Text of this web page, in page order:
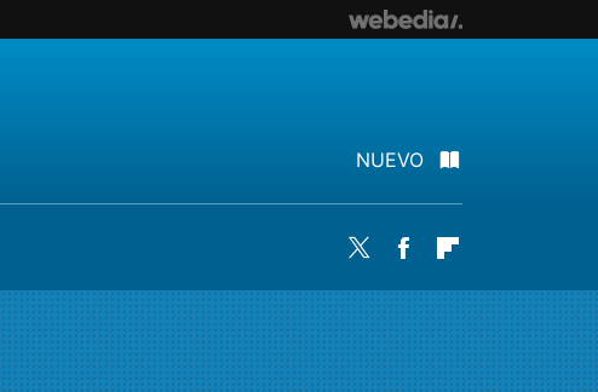
NUEVO
Twitter Facebook